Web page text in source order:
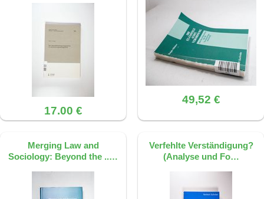
17.00 €
49,52 €
Merging Law and
Sociology: Beyond the ..…
Verfehlte Verständigung?
(Analyse und Fo…